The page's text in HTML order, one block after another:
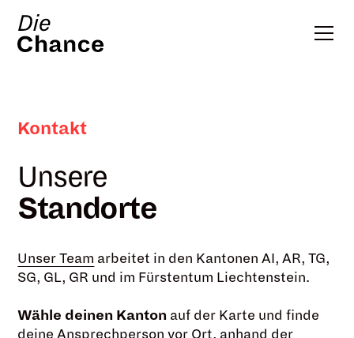
Kontakt
Unsere
Standorte
Unser Team arbeitet in den Kantonen AI, AR, TG,
SG, GL, GR und im Fürstentum Liechtenstein.
Wähle deinen Kanton auf der Karte und finde
deine Ansprechperson vor Ort, anhand der